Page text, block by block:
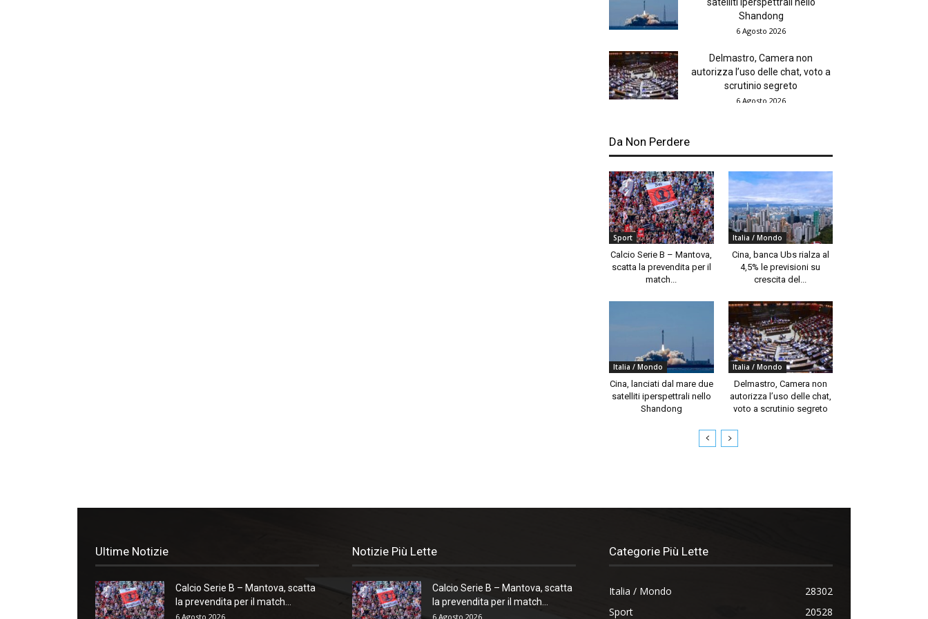
satelliti iperspettrali nello
Shandong
6 Agosto 2026
Delmastro, Camera non
autorizza l’uso delle chat, voto a
scrutinio segreto
6 Agosto 2026
Da Non Perdere
Sport
Calcio Serie B – Mantova,
scatta la prevendita per il
match...
Italia / Mondo
Cina, banca Ubs rialza al
4,5% le previsioni su
crescita del...
Italia / Mondo
Cina, lanciati dal mare due
satelliti iperspettrali nello
Shandong
Italia / Mondo
Delmastro, Camera non
autorizza l’uso delle chat,
voto a scrutinio segreto
Ultime Notizie
Calcio Serie B – Mantova, scatta
la prevendita per il match...
6 Agosto 2026
Notizie Più Lette
Calcio Serie B – Mantova, scatta
la prevendita per il match...
6 Agosto 2026
Categorie Più Lette
Italia / Mondo
28302
Sport
20528